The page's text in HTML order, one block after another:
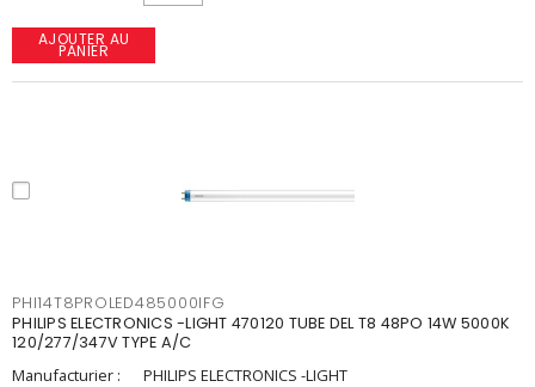
AJOUTER AU
PANIER
PHI14T8PROLED485000IFG
PHILIPS ELECTRONICS -LIGHT 470120 TUBE DEL T8 48PO 14W 5000K
120/277/347V TYPE A/C
Manufacturier :
PHILIPS ELECTRONICS -LIGHT